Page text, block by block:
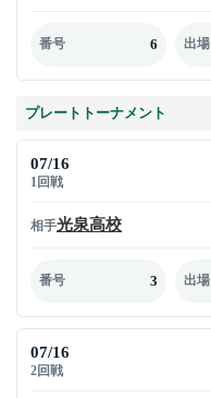
番号 6 出場
プレートトーナメント
07/16
1回戦
相手光泉高校
番号 3 出場
07/16
2回戦